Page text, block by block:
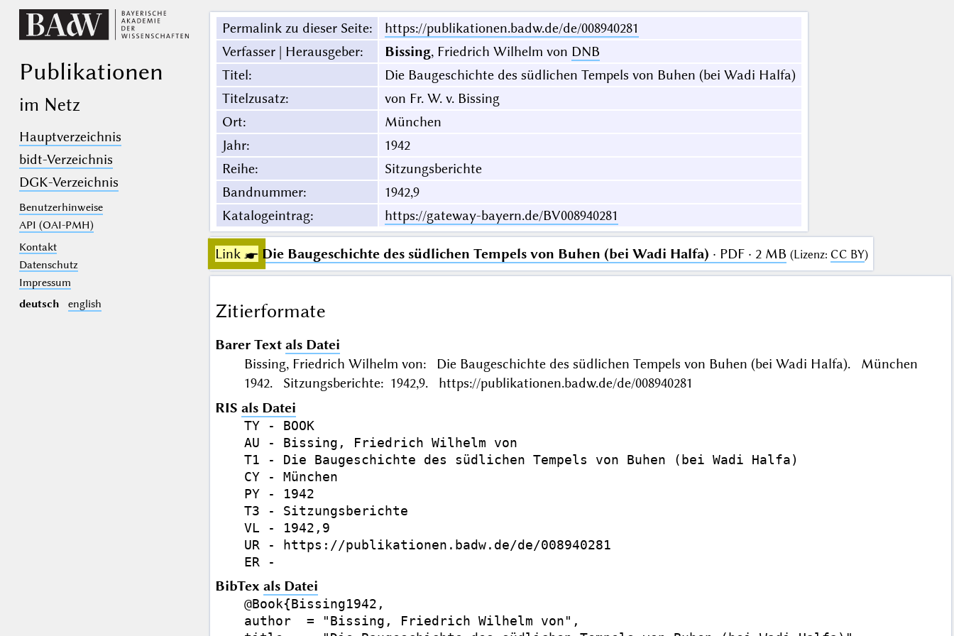
Publikationen
im Netz
Hauptverzeichnis
bidt-Verzeichnis
DGK-Verzeichnis
Benutzerhinweise
API (OAI-PMH)
Kontakt
Datenschutz
Impressum
deutsch
english
Permalink zu dieser Seite:
https://publikationen.badw.de/de/008940281
Verfasser | Herausgeber: Bissing, Friedrich Wilhelm von DNB
Titel:
Die Baugeschichte des südlichen Tempels von Buhen (bei Wadi Halfa)
Titelzusatz:
von Fr. W. v. Bissing
Ort:
München
Jahr:
1942
Reihe:
Sitzungsberichte
Bandnummer:
1942,9
Katalogeintrag: https://gateway-bayern.de/BV008940281
Link ☛ Die Baugeschichte des südlichen Tempels von Buhen (bei Wadi Halfa) · PDF · 2 MB (Lizenz: CC BY)
Zitierformate
Barer Text als Datei
Bissing, Friedrich Wilhelm von: Die Baugeschichte des südlichen Tempels von Buhen (bei Wadi Halfa). München
1942. Sitzungsberichte: 1942,9. https://publikationen.badw.de/de/008940281
RIS als Datei
TY - BOOK
AU - Bissing, Friedrich Wilhelm von
T1 - Die Baugeschichte des südlichen Tempels von Buhen (bei Wadi Halfa)
CY - München
PY - 1942
T3 - Sitzungsberichte
VL - 1942,9
UR - https://publikationen.badw.de/de/008940281
BibTex als Datei
@Book{Bissing1942,
author  = "Bissing, Friedrich Wilhelm von",